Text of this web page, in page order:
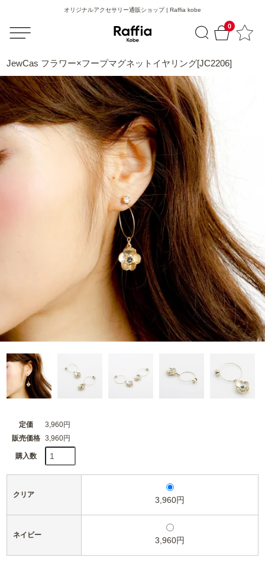
0
オリジナルアクセサリー通販ショップ | Raffia kobe
JewCas フラワー×フープマグネットイヤリング[JC2206]
定価
3,960円
販売価格
3,960円
購入数
クリア
3,960円
ネイビー
3,960円